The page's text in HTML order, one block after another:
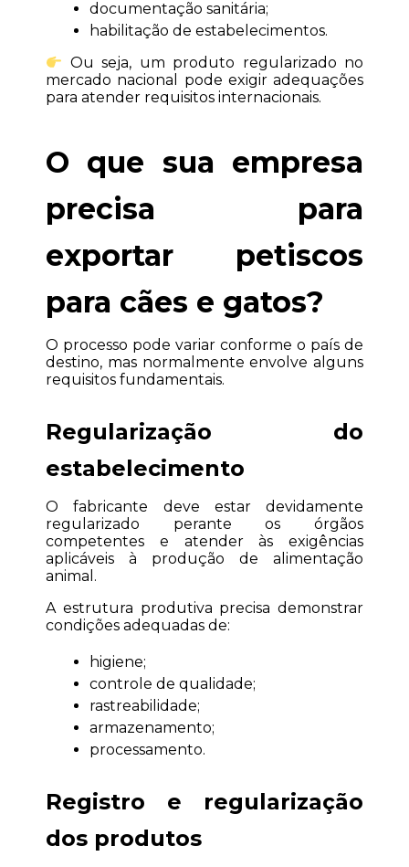
documentação sanitária;
habilitação de estabelecimentos.
Ou seja, um produto regularizado no
mercado nacional pode exigir adequações
para atender requisitos internacionais.
O que sua empresa
precisa para
exportar petiscos
para cães e gatos?
O processo pode variar conforme o país de
destino, mas normalmente envolve alguns
requisitos fundamentais.
Regularização do
estabelecimento
O fabricante deve estar devidamente
regularizado perante os órgãos
competentes e atender às exigências
aplicáveis à produção de alimentação
animal.
A estrutura produtiva precisa demonstrar
condições adequadas de:
higiene;
controle de qualidade;
rastreabilidade;
armazenamento;
processamento.
Registro e regularização
dos produtos